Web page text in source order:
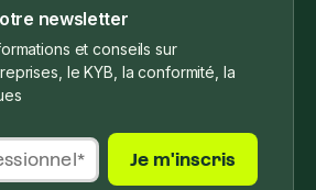
newsletter
et conseils sur
le KYB, la conformité, la